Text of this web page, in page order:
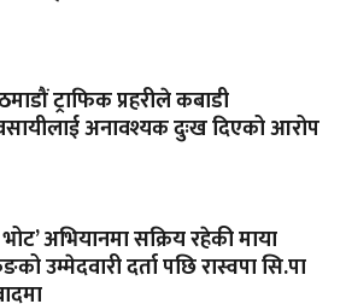
ट्राफिक प्रहरीले कबाडी
अनावश्यक दुःख दिएको आरोप
भोट’ अभियानमा सक्रिय रहेकी माया
उम्मेदवारी दर्ता पछि रास्वपा सि.पा